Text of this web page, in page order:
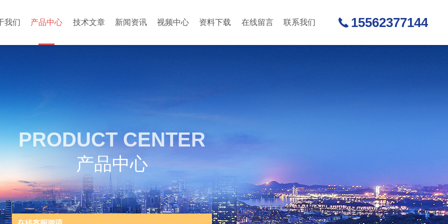
我们 产品中心 技术文章 新闻资讯 视频中心 资料下载 在线留言 联系我们 15562377144
PRODUCT CENTER
产品中心